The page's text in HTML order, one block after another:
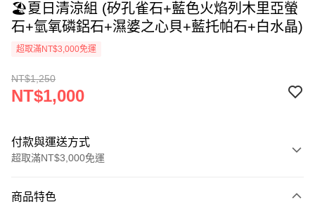
🏖️夏日清涼組 (矽孔雀石+藍色火焰列木里亞螢
石+氫氧磷鋁石+濕婆之心貝+藍托帕石+白水晶)
超取滿NT$3,000免運
NT$1,250
NT$1,000
付款與運送方式
超取滿NT$3,000免運
信用卡一次付款
商品特色